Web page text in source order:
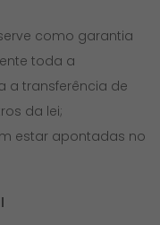
como garantia
toda a
a transferência de
da lei;
estar apontadas no